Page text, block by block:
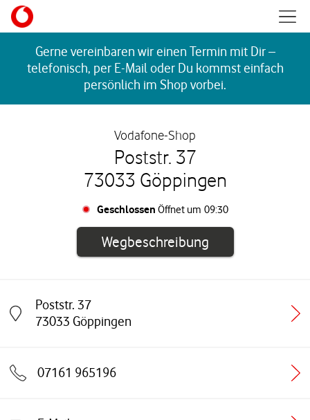
Skip to content
Gerne vereinbaren wir einen Termin mit Dir –
telefonisch, per E-Mail oder Du kommst einfach
persönlich im Shop vorbei.
Vodafone-Shop
Poststr. 37
73033 Göppingen
Geschlossen Öffnet um 09:30
WegbeschreibungLink öffnet in
Poststr. 37
73033 Göppingen
Link öffnet in einem neuen Tab
07161 965196